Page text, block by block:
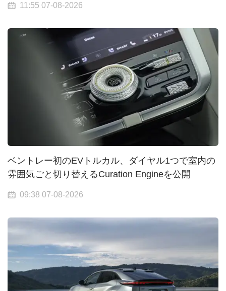
11:55 07-08-2026
ベントレー初のEVトルカル、ダイヤル1つで室内の
雰囲気ごと切り替えるCuration Engineを公開
09:38 07-08-2026